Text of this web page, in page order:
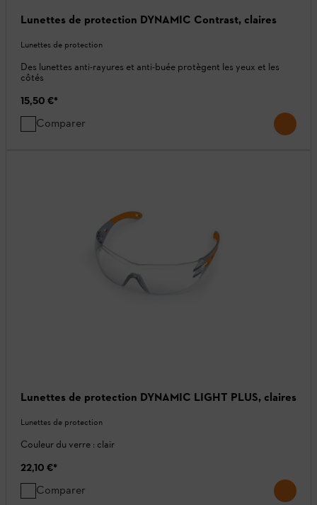
Lunettes de protection DYNAMIC Contrast, claires
Lunettes de protection
Des lunettes anti-rayures et anti-buée protègent les yeux et les
côtés
15,50 €*
Comparer
Lunettes de protection DYNAMIC LIGHT PLUS, claires
Lunettes de protection
Couleur du verre : clair
22,10 €*
Comparer